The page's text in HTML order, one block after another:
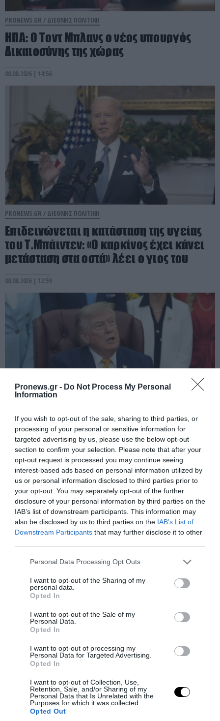
Pronews.gr - Do Not Process My Personal
Information
If you wish to opt-out of the sale, sharing to third parties, or
processing of your personal or sensitive information for
targeted advertising by us, please use the below opt-out
section to confirm your selection. Please note that after your
opt-out request is processed you may continue seeing
interest-based ads based on personal information utilized by
us or personal information disclosed to third parties prior to
your opt-out. You may separately opt-out of the further
disclosure of your personal information by third parties on the
IAB’s list of downstream participants. This information may
also be disclosed by us to third parties on the IAB’s List of
Downstream Participants that may further disclose it to other
Please note that this website/app uses one or more Google
not limited to your visit or usage behaviour. You may click to
grant or deny consent to Google and its third-party tags to
use your data for below specified purposes in below Google
consent section.
Personal Data Processing Opt Outs
I want to opt-out of the Sharing of my
personal data.
Opted In
I want to opt-out of the Sale of my
Personal Data.
Opted In
I want to opt-out of processing my
Personal Data for Targeted Advertising.
Opted In
I want to opt-out of Collection, Use,
Retention, Sale, and/or Sharing of my
Personal Data that Is Unrelated with the
Purposes for which it was collected.
Opted Out
PRONEWS.GR / ΔΙΕΘΝΗΣ ΠΟΛΙΤΙΚΗ
ΗΠΑ: Ο Τοντ Μπλανς ο νέος υπουργός
Δικαιοσύνης της χώρας
08.08.2026 | 14:56
PRONEWS.GR / ΔΙΕΘΝΗΣ ΠΟΛΙΤΙΚΗ
Επιδεινώνεται η κατάσταση της υγείας
του Τ.Μπάιντεν: «Ο καρκίνος έχει κάνει
μετάσταση στα οστά» λέει ο γιος του
08.08.2026 | 12:59
PRONEWS.GR / ΔΙΕΘΝΗΣ ΠΟΛΙΤΙΚΗ
Ν.Τραμπ: Προσφεύγει στο Ανώτατο
Δικαστήριο μετά το «μπλόκο» στην
κατασκευή της νέας αίθουσας χορού
στον Λευκό Οίκο
08.08.2026 | 09:20
ΗΠΑ: Πακέτο 1 δισ. δολαρίων για «την
ασφάλεια της Κολομβίας» του νέου
προέδρου Α.Ντε Λα Εσπριέγια
08.08.2026 | 07:37